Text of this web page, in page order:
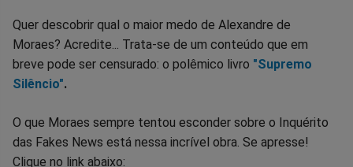
Quer descobrir qual o maior medo de Alexandre de
Moraes? Acredite... Trata-se de um conteúdo que em
breve pode ser censurado: o polêmico livro "Supremo
Silêncio".
O que Moraes sempre tentou esconder sobre o Inquérito
das Fakes News está nessa incrível obra. Se apresse!
Clique no link abaixo: